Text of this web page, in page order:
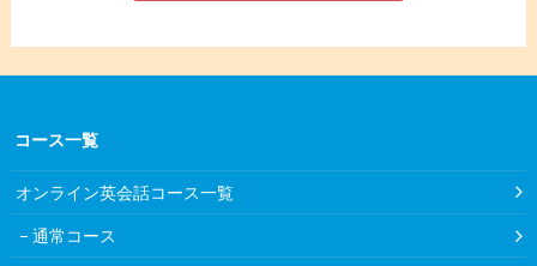
コース一覧
オンライン英会話コース一覧
通常コース